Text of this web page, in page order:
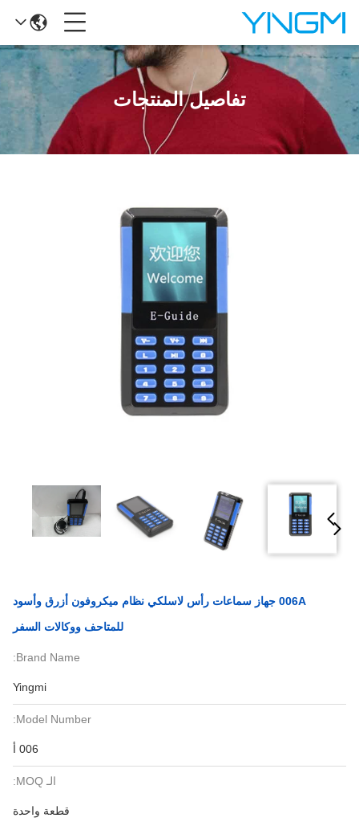
تفاصيل المنتجات
006A جهاز سماعات رأس لاسلكي نظام ميكروفون أزرق وأسود
للمتاحف ووكالات السفر
Brand Name:
Yingmi
Model Number:
006 أ
الـ MOQ:
قطعة واحدة